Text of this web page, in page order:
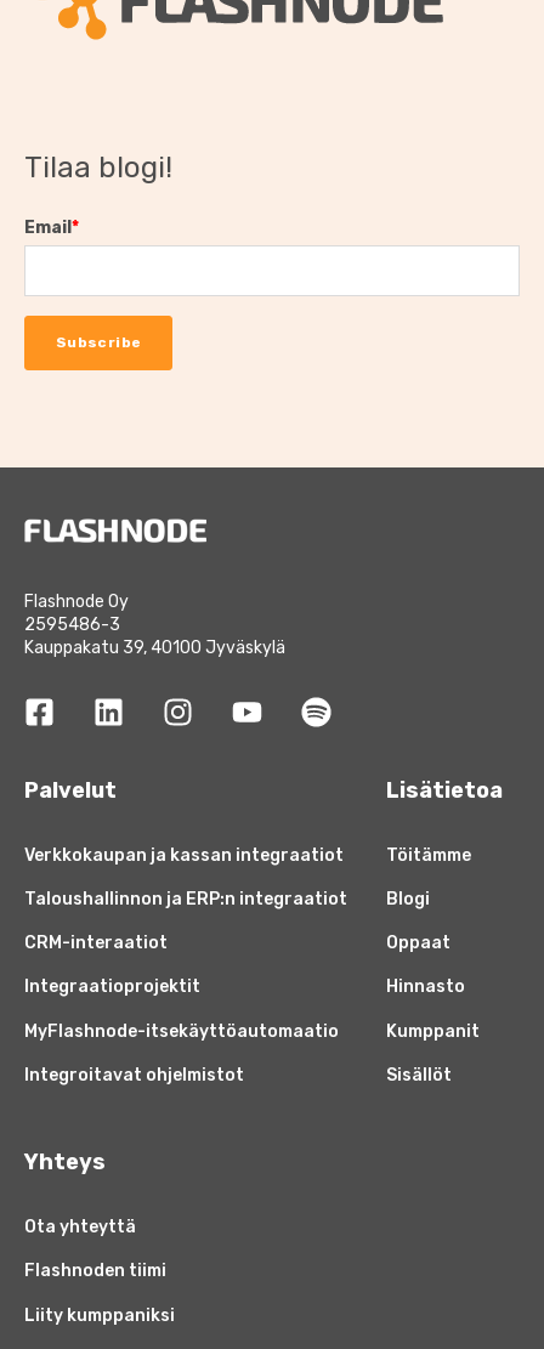
Tilaa blogi!
Email *
Flashnode Oy
2595486-3
Kauppakatu 39, 40100 Jyväskylä
Palvelut
Verkkokaupan ja kassan integraatiot
Taloushallinnon ja ERP:n integraatiot
CRM-interaatiot
Integraatioprojektit
MyFlashnode-itsekäyttöautomaatio
Integroitavat ohjelmistot
Lisätietoa
Töitämme
Blogi
Oppaat
Hinnasto
Kumppanit
Sisällöt
Yhteys
Ota yhteyttä
Flashnoden tiimi
Liity kumppaniksi